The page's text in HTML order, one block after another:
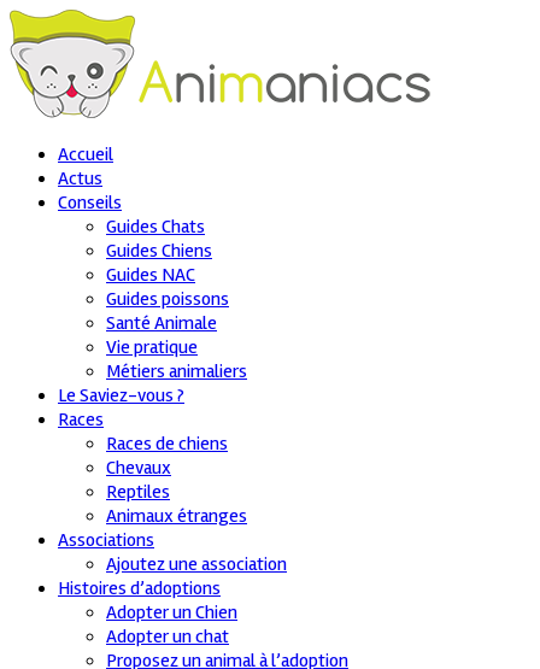
Accueil
Actus
Conseils
Guides Chats
Guides Chiens
Guides NAC
Guides poissons
Santé Animale
Vie pratique
Métiers animaliers
Le Saviez-vous ?
Races
Races de chiens
Chevaux
Reptiles
Animaux étranges
Associations
Ajoutez une association
Histoires d’adoptions
Adopter un Chien
Adopter un chat
Proposez un animal à l’adoption